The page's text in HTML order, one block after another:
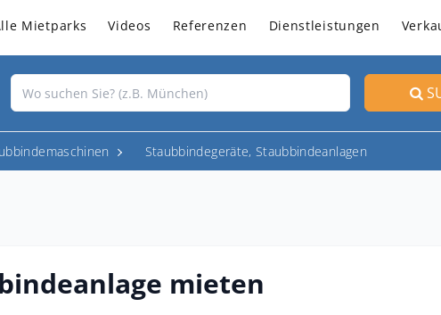
Mietparks Videos Referenzen Dienstleistungen
Staubbindegeräte, Staubbindeanlagen
mieten